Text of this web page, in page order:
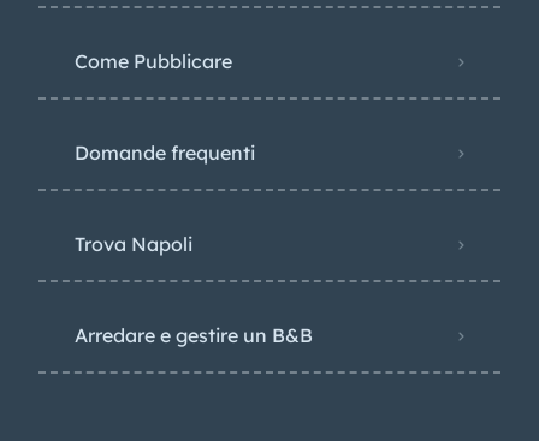
Come Pubblicare
Domande frequenti
Trova Napoli
Arredare e gestire un B&B